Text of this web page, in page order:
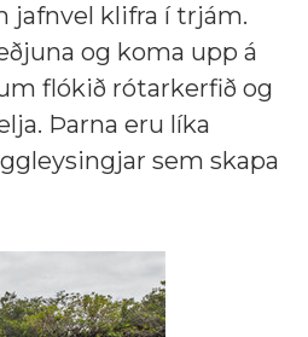
jafnvel klifra í trjám.
og koma upp á
flókið rótarkerfið og
Þarna eru líka
sem skapa